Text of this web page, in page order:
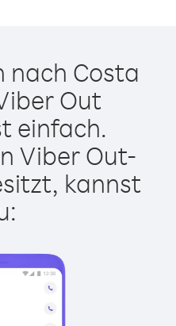
nach Costa
Out
einfach.
Viber Out-
kannst